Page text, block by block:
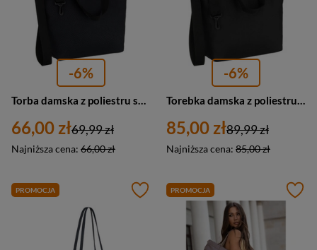
-6%
66,00 zł
Najniższa cena: 66,00 zł
69,99 zł
-6%
85,00 zł
Najniższa cena: 85,00 zł
89,99 zł
PROMOCJA PROMOCJA